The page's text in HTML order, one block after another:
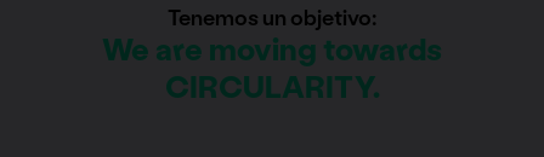
Tenemos un objetivo:
We are moving towards
CIRCULARITY.